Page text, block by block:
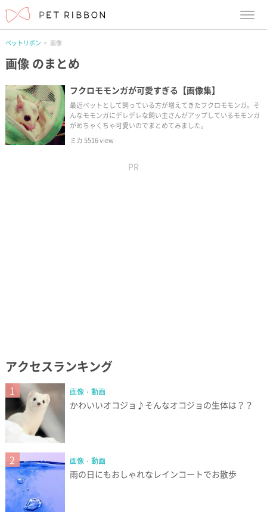
ペットリボン 画像
画像のまとめ
フクロモモンガが可愛すぎる【画像集】
最近ペットとして飼っている方が増えてきたフクロモモンガ。そ
んなモモンガにデレデレな飼い主さんがアップしているモモンガ
がめちゃくちゃ可愛いのでまとめてみました。
ミカ5516view
PR
アクセスランキング
1 画像・動画
かわいいオコジョ♪そんなオコジョの生体は？？
2 画像・動画
雨の日にもおしゃれなレインコートでお散歩